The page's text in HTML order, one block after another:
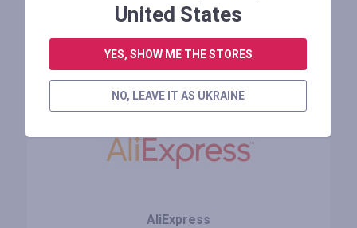
Схожі магазини
AliExpress
United States
YES, SHOW ME THE STORES
NO, LEAVE IT AS UKRAINE